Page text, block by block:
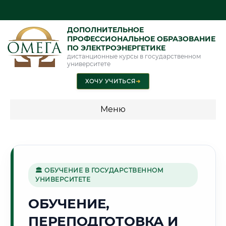
ДОПОЛНИТЕЛЬНОЕ
ПРОФЕССИОНАЛЬНОЕ ОБРАЗОВАНИЕ
ПО ЭЛЕКТРОЭНЕРГЕТИКЕ
дистанционные курсы в государственном
университете
ХОЧУ УЧИТЬСЯ➜
Меню
🎨
Г. ВИТЕБСК
🏛 ОБУЧЕНИЕ В ГОСУДАРСТВЕННОМ
УНИВЕРСИТЕТЕ
ОБУЧЕНИЕ,
ПЕРЕПОДГОТОВКА И